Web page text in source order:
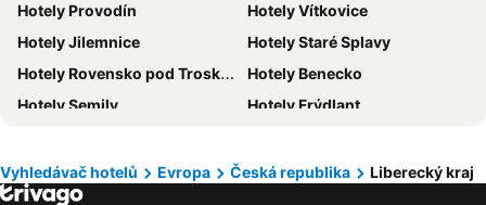
Hotely Provodín
Hotely Vítkovice
Hotely Jilemnice
Hotely Staré Splavy
Hotely Rovensko pod Troskami
Hotely Benecko
Hotely Semily
Hotely Frýdlant
Hotely Josefův Důl
Hotely Bedřichov
Hotely Desná
Vyhledávač hotelů Evropa Česká republika Liberecký kraj